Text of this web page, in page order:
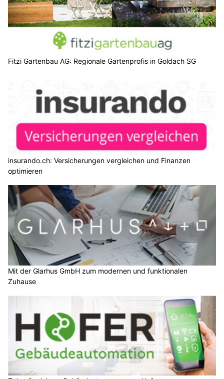
Fitzi Gartenbau AG: Regionale Gartenprofis in Goldach SG
insurando.ch: Versicherungen vergleichen und Finanzen
optimieren
Mit der Glarhus GmbH zum modernen und funktionalen
Zuhause